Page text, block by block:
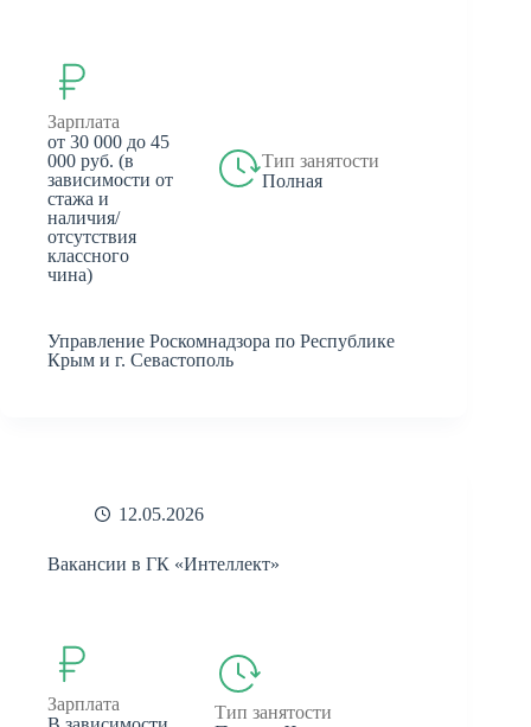
Зарплата
от 30 000 до 45
000 руб. (в
зависимости от
стажа и
наличия/
отсутствия
классного
чина)
Тип занятости
Полная
Управление Роскомнадзора по Республике
Крым и г. Севастополь
12.05.2026
Вакансии в ГК «Интеллект»
Зарплата
Тип занятости